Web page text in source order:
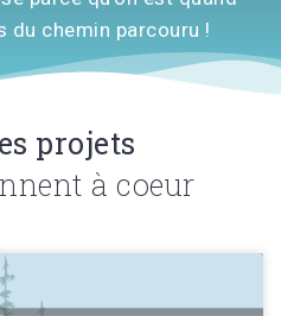
du chemin parcouru !
projets
à coeur